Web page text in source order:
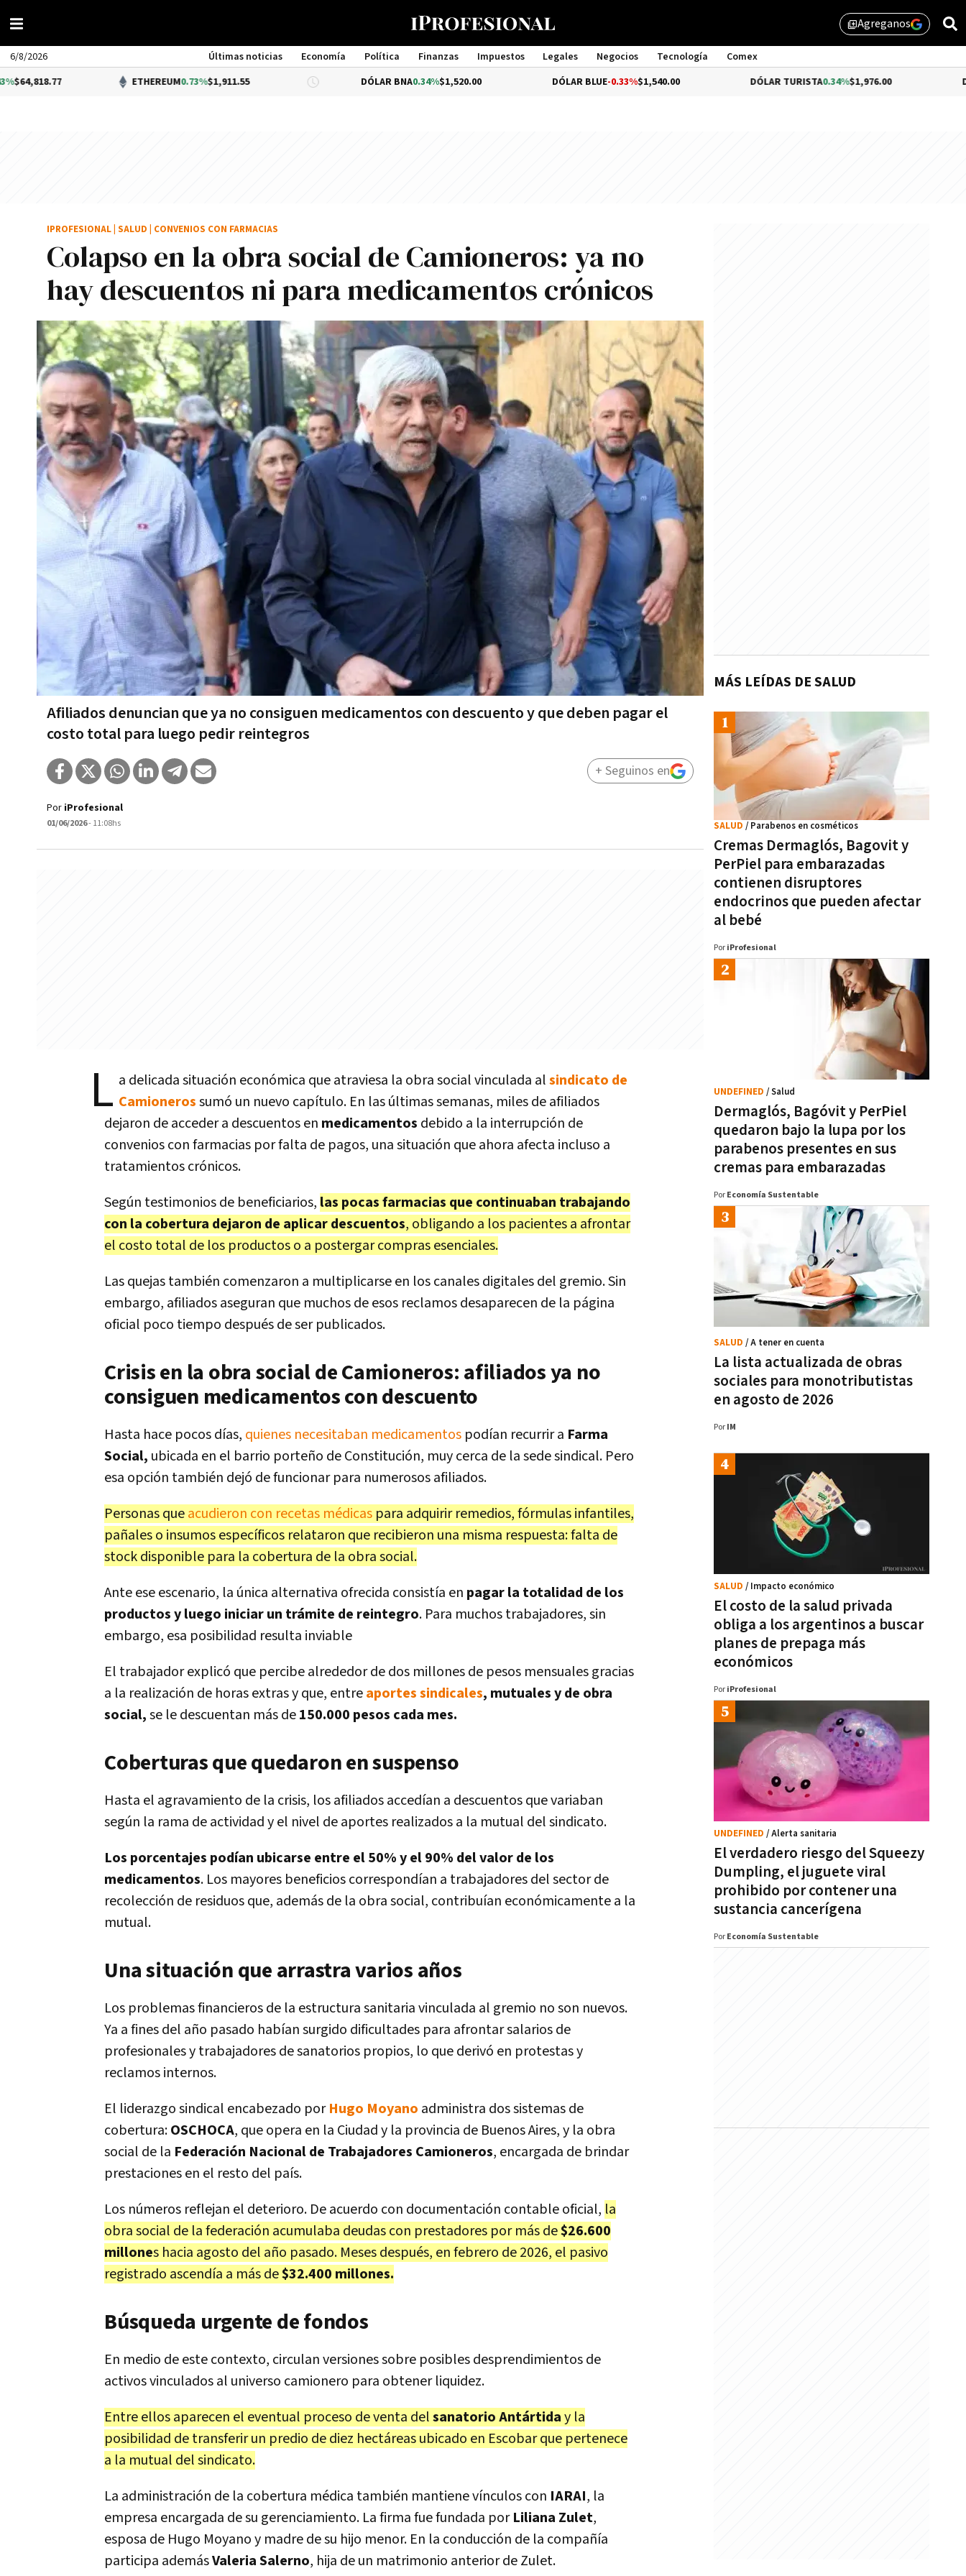
library_addAgreganos
6/8/2026 Últimas noticias Economía Política Finanzas Impuestos Legales Negocios Tecnología
Comex
Management
ETHEREUM0.73%$1,911.55 DÓLAR BNA 0.34%$1,520.00 -0.33%$1,540.00 DÓLAR TURISTA0.34%$1,976.00
Colapso en la obra social de Camioneros: ya no
hay descuentos ni para medicamentos crónicos
Afiliados denuncian que ya no consiguen medicamentos con descuento y que deben pagar el
costo total para luego pedir reintegros
IPROFESIONAL SALUD CONVENIOS CON FARMACIAS
Por iProfesional
01/06/2026- 11:08hs
+ Seguinos en
L a delicada situación económica que atraviesa la obra social vinculada alsindicato de
Camionerossumó un nuevo capítulo. En las últimas semanas, miles de afiliados
dejaron de acceder a descuentos en medicamentos debido a la interrupción de
convenios con farmacias por falta de pagos, una situación que ahora afecta incluso a
tratamientos crónicos.
Según testimonios de beneficiarios, las pocas farmacias que continuaban trabajando
con la cobertura dejaron de aplicar descuentos, obligando a los pacientes a afrontar
el costo total de los productos o a postergar compras esenciales.
Las quejas también comenzaron a multiplicarse en los canales digitales del gremio. Sin
embargo, afiliados aseguran que muchos de esos reclamos desaparecen de la página
oficial poco tiempo después de ser publicados.
Crisis en la obra social de Camioneros: afiliados ya no
consiguen medicamentos con descuento
Hasta hace pocos días, quienes necesitaban medicamentos podían recurrir a Farma
Social, ubicada en el barrio porteño de Constitución, muy cerca de la sede sindical. Pero
esa opción también dejó de funcionar para numerosos afiliados.
Personas queacudieron con recetas médicas para adquirir remedios, fórmulas infantiles,
pañales o insumos específicos relataron que recibieron una misma respuesta: falta de
stock disponible para la cobertura de la obra social.
Ante ese escenario, la única alternativa ofrecida consistía en pagar la totalidad de los
productos y luego iniciar un trámite de reintegro. Para muchos trabajadores, sin
embargo, esa posibilidad resulta inviable
El trabajador explicó que percibe alrededor de dos millones de pesos mensuales gracias
a la realización de horas extras y que, entreaportes sindicales, mutuales y de obra
social,se le descuentan más de150.000 pesos cada mes.
Coberturas que quedaron en suspenso
Hasta el agravamiento de la crisis, los afiliados accedían a descuentos que variaban
según la rama de actividad y el nivel de aportes realizados a la mutual del sindicato.
Los porcentajes podían ubicarse entre el 50% y el 90% del valor de los
medicamentos. Los mayores beneficios correspondían a trabajadores del sector de
recolección de residuos que, además de la obra social, contribuían económicamente a la
mutual.
Una situación que arrastra varios años
Los problemas financieros de la estructura sanitaria vinculada al gremio no son nuevos.
Ya a fines del año pasado habían surgido dificultades para afrontar salarios de
profesionales y trabajadores de sanatorios propios, lo que derivó en protestas y
reclamos internos.
El liderazgo sindical encabezado por Hugo Moyano administra dos sistemas de
cobertura:OSCHOCA, que opera en la Ciudad y la provincia de Buenos Aires, y la obra
social de la Federación Nacional de Trabajadores Camioneros, encargada de brindar
prestaciones en el resto del país.
Los números reflejan el deterioro. De acuerdo con documentación contable oficial, la
obra social de la federación acumulaba deudas con prestadores por más de$26.600
millones hacia agosto del año pasado. Meses después, en febrero de 2026, el pasivo
registrado ascendía a más de$32.400 millones.
Búsqueda urgente de fondos
En medio de este contexto, circulan versiones sobre posibles desprendimientos de
activos vinculados al universo camionero para obtener liquidez.
Entre ellos aparecen el eventual proceso de venta delsanatorio Antártiday la
posibilidad de transferir un predio de diez hectáreas ubicado en Escobar que pertenece
a la mutual del sindicato.
La administración de la cobertura médica también mantiene vínculos con IARAI, la
empresa encargada de su gerenciamiento. La firma fue fundada porLiliana Zulet,
esposa de Hugo Moyano y madre de su hijo menor. En la conducción de la compañía
participa ademásValeria Salerno, hija de un matrimonio anterior de Zulet.
MÁS LEÍDAS DE SALUD
Cremas Dermaglós, Bagovit y
PerPiel para embarazadas
contienen disruptores
endocrinos que pueden afectar
al bebé
SALUD / Parabenos en cosméticos
Por iProfesional
Dermaglós, Bagóvit y PerPiel
quedaron bajo la lupa por los
parabenos presentes en sus
cremas para embarazadas
UNDEFINED / Salud
Por Economía Sustentable
La lista actualizada de obras
sociales para monotributistas
en agosto de 2026
SALUD / A tener en cuenta
Por IM
El costo de la salud privada
obliga a los argentinos a buscar
planes de prepaga más
económicos
SALUD / Impacto económico
Por iProfesional
El verdadero riesgo del Squeezy
Dumpling, el juguete viral
prohibido por contener una
sustancia cancerígena
UNDEFINED / Alerta sanitaria
Por Economía Sustentable